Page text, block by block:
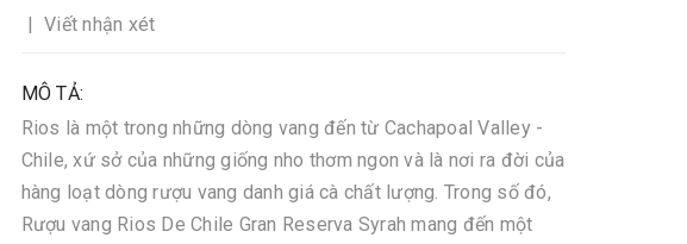
| Viết nhận xét
MÔ TẢ:
Rios là một trong những dòng vang đến từ Cachapoal Valley -
Chile, xứ sở của những giống nho thơm ngon và là nơi ra đời của
hàng loạt dòng rượu vang danh giá cà chất lượng. Trong số đó,
Rượu vang Rios De Chile Gran Reserva Syrah mang đến một